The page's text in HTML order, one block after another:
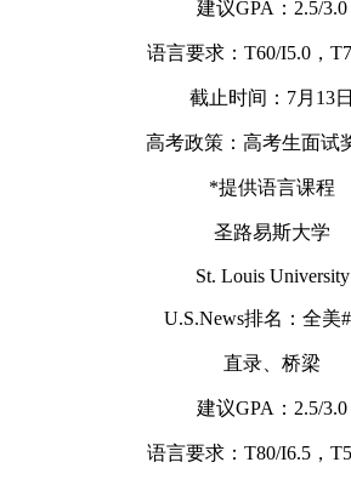
建议GPA：2.5/3.0
语言要求：T60/I5.0，
截止时间：7月13日
高考政策：高考生面试
*提供语言课程
圣路易斯大学
St. Louis University
U.S.News排名：全美
直录、桥梁
建议GPA：2.5/3.0
语言要求：T80/I6.5，